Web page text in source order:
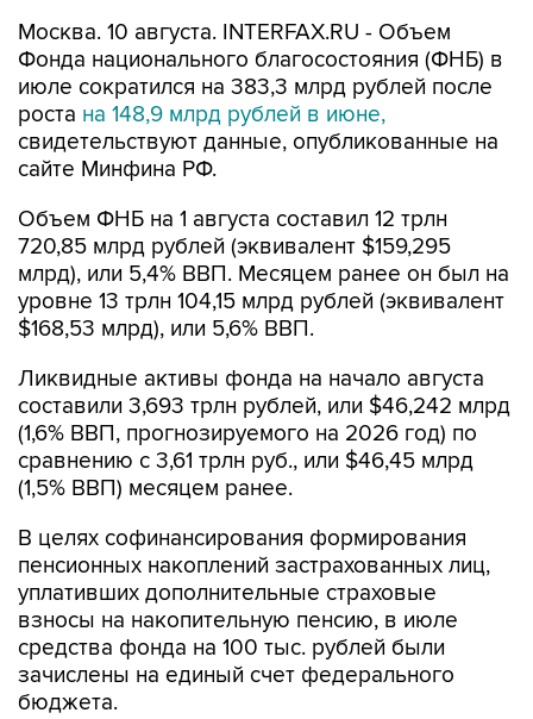
Москва. 10 августа. INTERFAX.RU - Объем
Фонда национального благосостояния (ФНБ) в
июле сократился на 383,3 млрд рублей после
роста на 148,9 млрд рублей в июне,
свидетельствуют данные, опубликованные на
сайте Минфина РФ.
Объем ФНБ на 1 августа составил 12 трлн
720,85 млрд рублей (эквивалент $159,295
млрд), или 5,4% ВВП. Месяцем ранее он был на
уровне 13 трлн 104,15 млрд рублей (эквивалент
$168,53 млрд), или 5,6% ВВП.
Ликвидные активы фонда на начало августа
составили 3,693 трлн рублей, или $46,242 млрд
(1,6% ВВП, прогнозируемого на 2026 год) по
сравнению с 3,61 трлн руб., или $46,45 млрд
(1,5% ВВП) месяцем ранее.
В целях софинансирования формирования
пенсионных накоплений застрахованных лиц,
уплативших дополнительные страховые
взносы на накопительную пенсию, в июле
средства фонда на 100 тыс. рублей были
зачислены на единый счет федерального
бюджета.